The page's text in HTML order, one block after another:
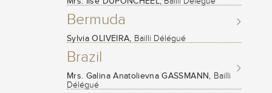
Bermuda
Sylvia OLIVEIRA, Bailli Délégué
Brazil
Mrs. Galina Anatolievna GASSMANN, Bailli
Délégué